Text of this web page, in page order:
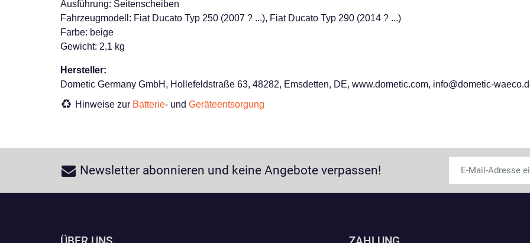
Ausführung: Seitenscheiben
Fahrzeugmodell: Fiat Ducato Typ 250 (2007 ? ...), Fiat Ducato Typ 290 (2014 ? ...)
Farbe: beige
Gewicht: 2,1 kg
Hersteller:
Dometic Germany GmbH, Hollefeldstraße 63, 48282, Emsdetten, DE, www.dometic.com, info@dometic-
Hinweise zur Batterie- und Geräteentsorgung
Newsletter abonnieren und keine Angebote verpassen!